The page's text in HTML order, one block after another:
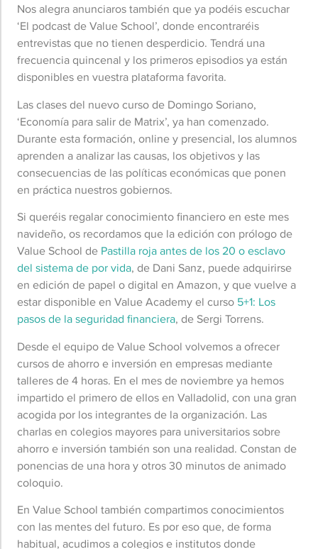
Nos alegra anunciaros también que ya podéis escuchar
‘El podcast de Value School’, donde encontraréis
entrevistas que no tienen desperdicio. Tendrá una
frecuencia quincenal y los primeros episodios ya están
disponibles en vuestra plataforma favorita.
Las clases del nuevo curso de Domingo Soriano,
‘Economía para salir de Matrix’, ya han comenzado.
Durante esta formación, online y presencial, los alumnos
aprenden a analizar las causas, los objetivos y las
consecuencias de las políticas económicas que ponen
en práctica nuestros gobiernos.
Si queréis regalar conocimiento financiero en este mes
navideño, os recordamos que la edición con prólogo de
Value School de Pastilla roja antes de los 20 o esclavo
del sistema de por vida, de Dani Sanz, puede adquirirse
en edición de papel o digital en Amazon, y que vuelve a
estar disponible en Value Academy el curso 5+1: Los
pasos de la seguridad financiera, de Sergi Torrens.
Desde el equipo de Value School volvemos a ofrecer
cursos de ahorro e inversión en empresas mediante
talleres de 4 horas. En el mes de noviembre ya hemos
impartido el primero de ellos en Valladolid, con una gran
acogida por los integrantes de la organización. Las
charlas en colegios mayores para universitarios sobre
ahorro e inversión también son una realidad. Constan de
ponencias de una hora y otros 30 minutos de animado
coloquio.
En Value School también compartimos conocimientos
con las mentes del futuro. Es por eso que, de forma
habitual, acudimos a colegios e institutos donde